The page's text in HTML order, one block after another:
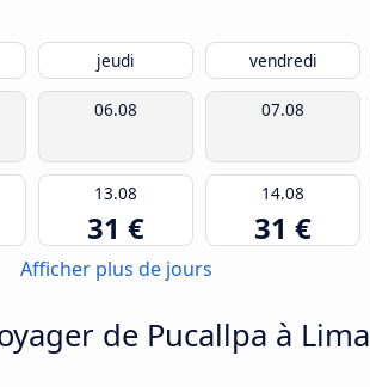
jeudi vendredi
06.08 07.08
13.08
31 €
14.08
31 €
Afficher plus de jours
de Pucallpa à Lima